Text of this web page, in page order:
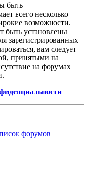
быть
всего несколько
возможности.
быть установлены
зарегистрированных
вам следует
принятыми на
на форумах
форумов